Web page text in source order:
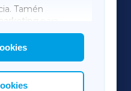
Tamén
a elección das